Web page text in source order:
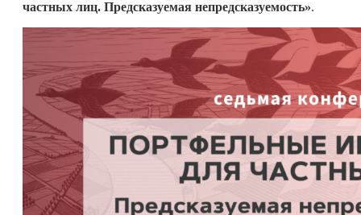
частных лиц. Предсказуемая непредсказуемость».